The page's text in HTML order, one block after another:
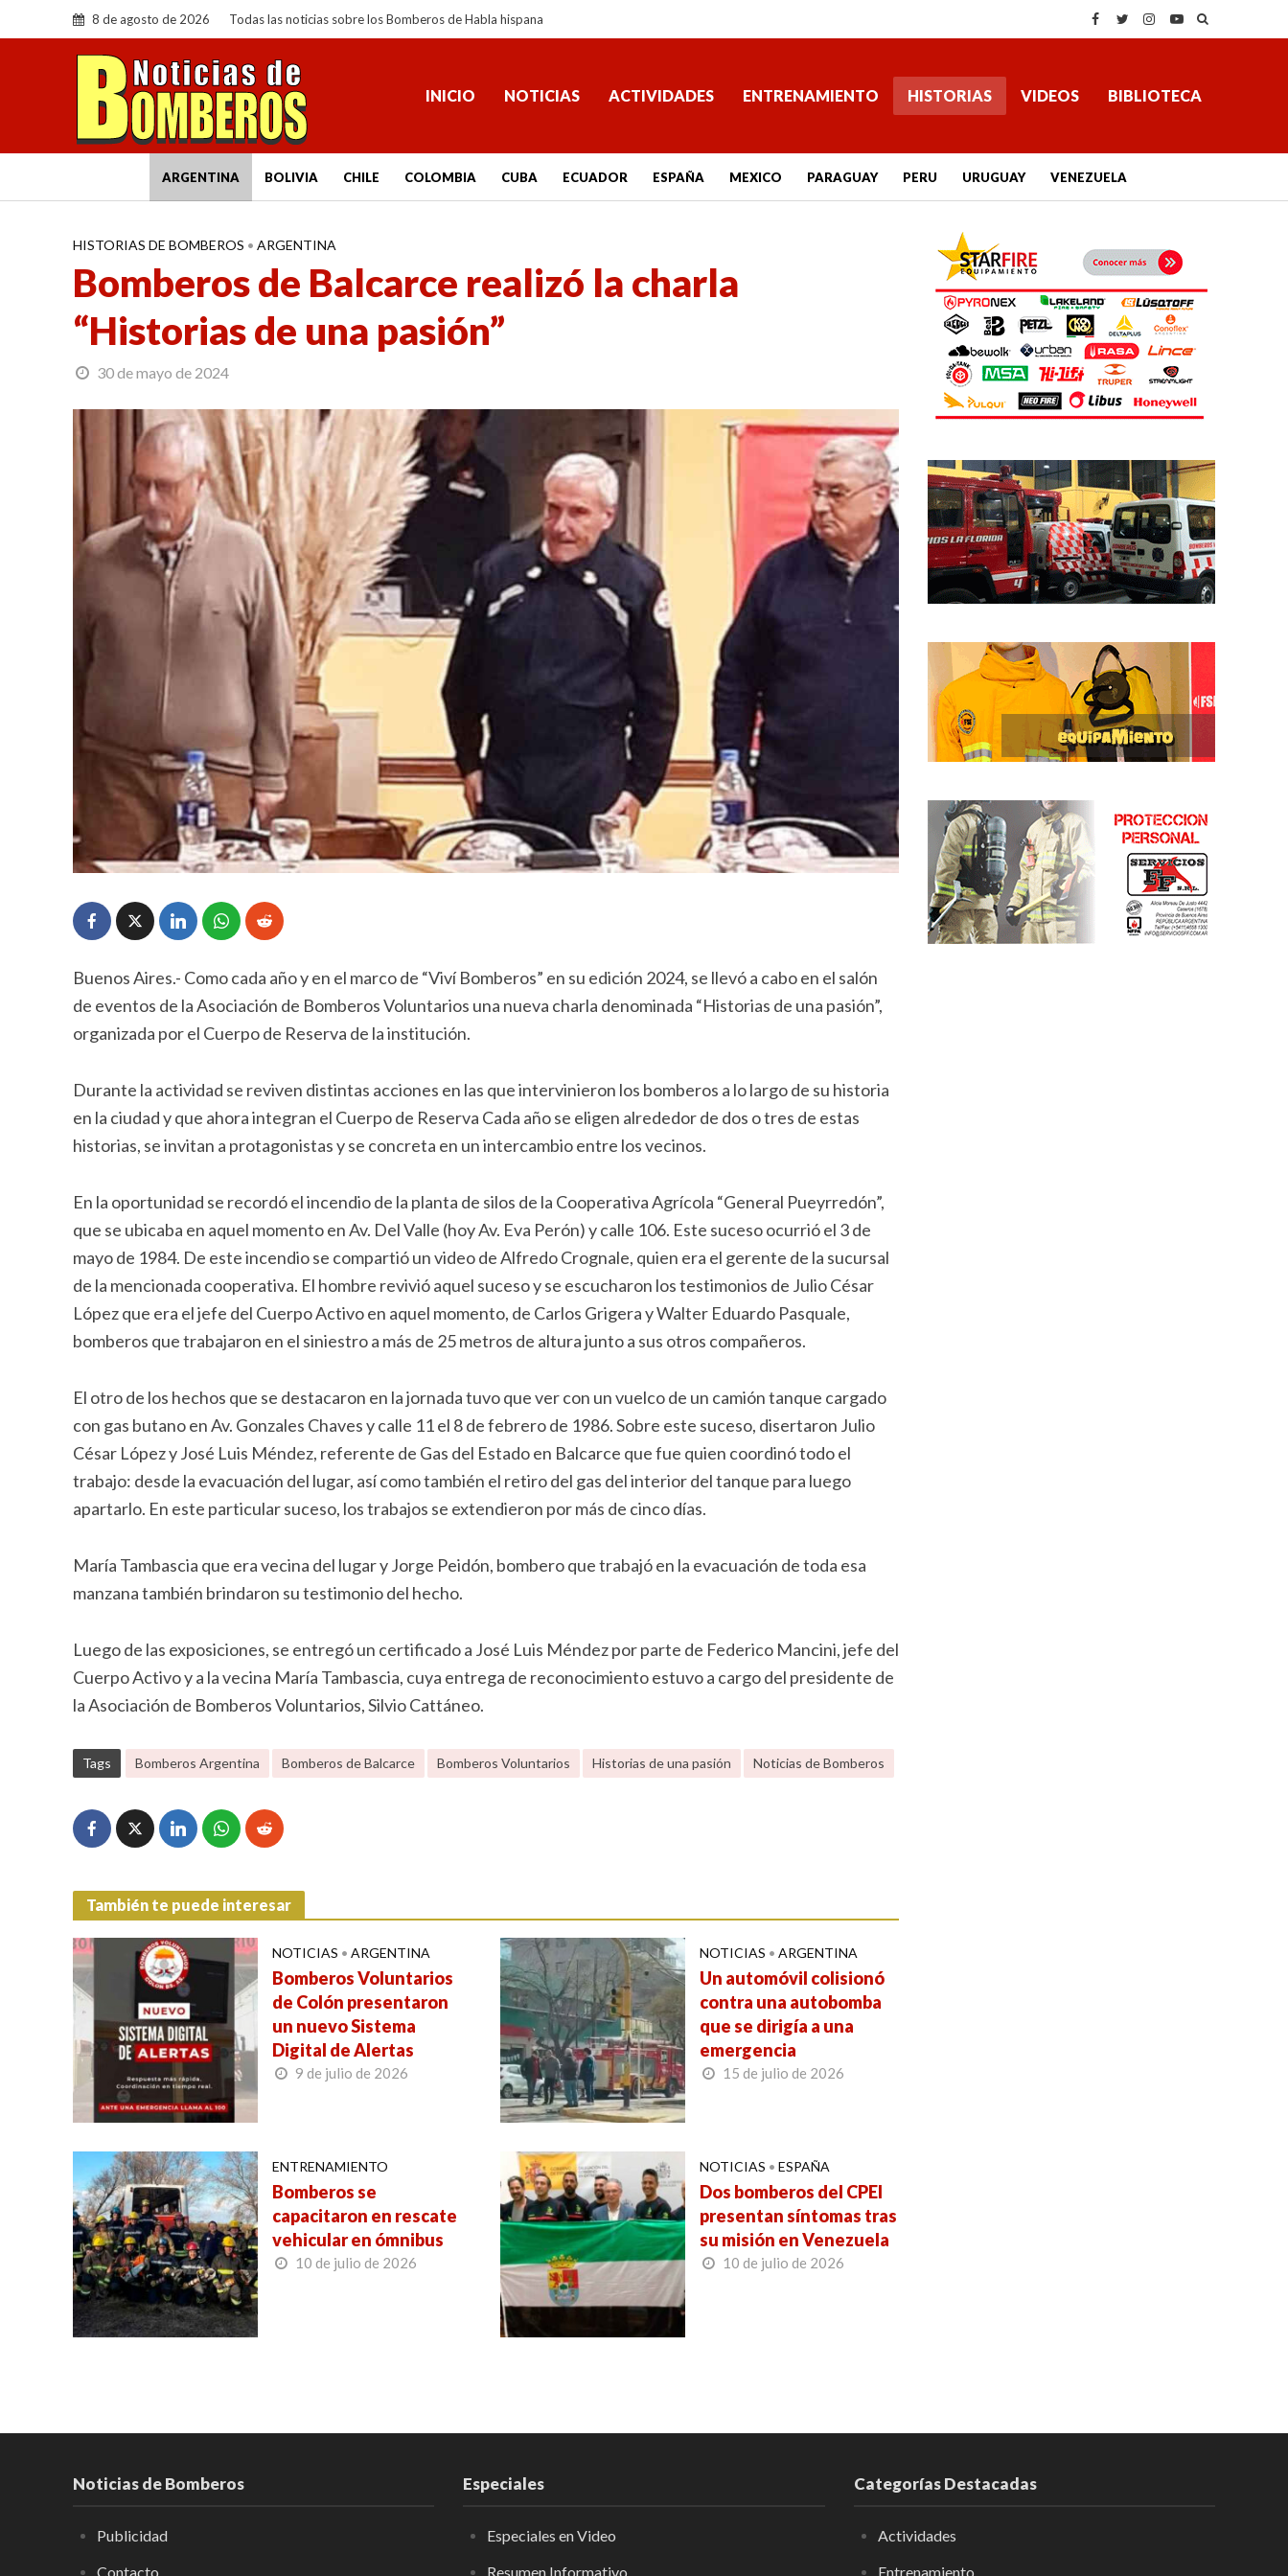
8 de agosto de 2026 Todas las noticias sobre los Bomberos de Habla hispana
INICIO NOTICIAS ACTIVIDADES ENTRENAMIENTO HISTORIAS VIDEOS BIBLIOTECA
ARGENTINA BOLIVIA CHILE COLOMBIA CUBA ECUADOR ESPAÑA MEXICO PARAGUAY PERU URUGUAY VENEZUELA
HISTORIAS DE BOMBEROS • ARGENTINA
Bomberos de Balcarce realizó la charla
“Historias de una pasión”
30 de mayo de 2024
Buenos Aires.- Como cada año y en el marco de “Viví Bomberos” en su edición 2024, se llevó a cabo en el salón
de eventos de la Asociación de Bomberos Voluntarios una nueva charla denominada “Historias de una pasión”,
organizada por el Cuerpo de Reserva de la institución.
Durante la actividad se reviven distintas acciones en las que intervinieron los bomberos a lo largo de su historia
en la ciudad y que ahora integran el Cuerpo de Reserva Cada año se eligen alrededor de dos o tres de estas
historias, se invitan a protagonistas y se concreta en un intercambio entre los vecinos.
En la oportunidad se recordó el incendio de la planta de silos de la Cooperativa Agrícola “General Pueyrredón”,
que se ubicaba en aquel momento en Av. Del Valle (hoy Av. Eva Perón) y calle 106. Este suceso ocurrió el 3 de
mayo de 1984. De este incendio se compartió un video de Alfredo Crognale, quien era el gerente de la sucursal
de la mencionada cooperativa. El hombre revivió aquel suceso y se escucharon los testimonios de Julio César
López que era el jefe del Cuerpo Activo en aquel momento, de Carlos Grigera y Walter Eduardo Pasquale,
bomberos que trabajaron en el siniestro a más de 25 metros de altura junto a sus otros compañeros.
El otro de los hechos que se destacaron en la jornada tuvo que ver con un vuelco de un camión tanque cargado
con gas butano en Av. Gonzales Chaves y calle 11 el 8 de febrero de 1986. Sobre este suceso, disertaron Julio
César López y José Luis Méndez, referente de Gas del Estado en Balcarce que fue quien coordinó todo el
trabajo: desde la evacuación del lugar, así como también el retiro del gas del interior del tanque para luego
apartarlo. En este particular suceso, los trabajos se extendieron por más de cinco días.
María Tambascia que era vecina del lugar y Jorge Peidón, bombero que trabajó en la evacuación de toda esa
manzana también brindaron su testimonio del hecho.
Luego de las exposiciones, se entregó un certificado a José Luis Méndez por parte de Federico Mancini, jefe del
Cuerpo Activo y a la vecina María Tambascia, cuya entrega de reconocimiento estuvo a cargo del presidente de
la Asociación de Bomberos Voluntarios, Silvio Cattáneo.
Tags Bomberos Argentina Bomberos de Balcarce Bomberos Voluntarios Historias de una pasión Noticias de Bomberos
También te puede interesar
NOTICIAS • ARGENTINA
Bomberos Voluntarios
de Colón presentaron
un nuevo Sistema
Digital de Alertas
9 de julio de 2026
NOTICIAS • ARGENTINA
Un automóvil colisionó
contra una autobomba
que se dirigía a una
emergencia
15 de julio de 2026
ENTRENAMIENTO
Bomberos se
capacitaron en rescate
vehicular en ómnibus
10 de julio de 2026
NOTICIAS • ESPAÑA
Dos bomberos del CPEI
presentan síntomas tras
su misión en Venezuela
10 de julio de 2026
Noticias de Bomberos
Publicidad
Contacto
Especiales
Especiales en Video
Resumen Informativo
Categorías Destacadas
Actividades
Entrenamiento